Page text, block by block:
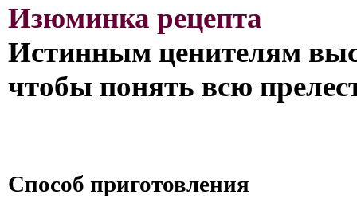
Изюминка рецепта
Истинным ценителям
чтобы понять всю
Способ приготовления